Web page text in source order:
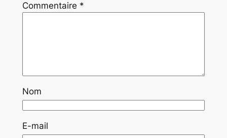
Commentaire *
Nom
E-mail